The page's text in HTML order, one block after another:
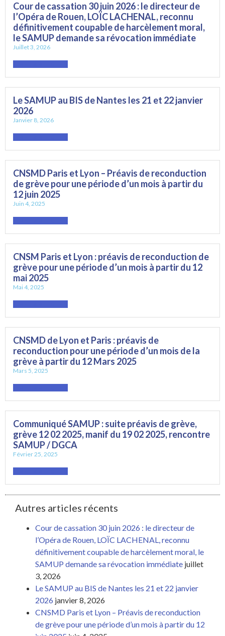
Cour de cassation 30 juin 2026 : le directeur de
l’Opéra de Rouen, LOÏC LACHENAL, reconnu
définitivement coupable de harcèlement moral,
le SAMUP demande sa révocation immédiate
Juillet 3, 2026
Le SAMUP au BIS de Nantes les 21 et 22 janvier
2026
Janvier 8, 2026
CNSMD Paris et Lyon – Préavis de reconduction
de grève pour une période d’un mois à partir du
12 juin 2025
Juin 4, 2025
CNSM Paris et Lyon : préavis de reconduction de
grève pour une période d’un mois à partir du 12
mai 2025
Mai 4, 2025
CNSMD de Lyon et Paris : préavis de
reconduction pour une période d’un mois de la
grève à partir du 12 Mars 2025
Mars 5, 2025
Communiqué SAMUP : suite préavis de grève,
grève 12 02 2025, manif du 19 02 2025, rencontre
SAMUP / DGCA
Février 25, 2025
Autres articles récents
Cour de cassation 30 juin 2026 : le directeur de
l’Opéra de Rouen, LOÏC LACHENAL, reconnu
définitivement coupable de harcèlement moral, le
SAMUP demande sa révocation immédiate juillet
3, 2026
Le SAMUP au BIS de Nantes les 21 et 22 janvier
2026 janvier 8, 2026
CNSMD Paris et Lyon – Préavis de reconduction
de grève pour une période d’un mois à partir du 12